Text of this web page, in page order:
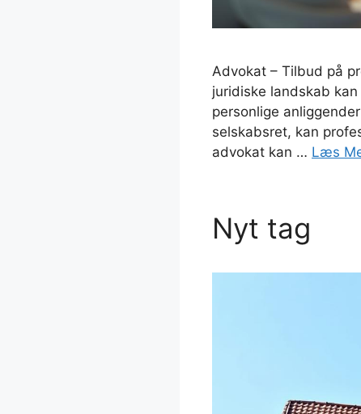
Advokat – Tilbud på
juridiske landskab
personlige
selskabsret, kan
advokat kan … Læs
Nyt tag